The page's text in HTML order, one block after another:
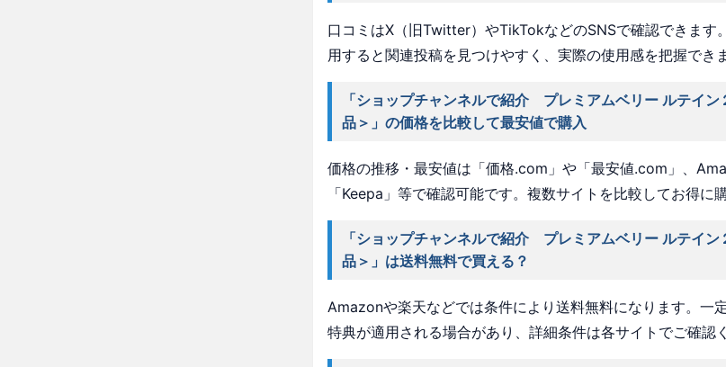
口コミはX（旧Twitter）やTikTokなどのSNSで確認できます
用すると関連投稿を見つけやすく、実際の使用感を把握できま
「ショップチャンネルで紹介 プレミアムベリー ルテイン
品＞」の価格を比較して最安値で購入
価格の推移・最安値は「価格.com」や「最安値.com」、
「Keepa」等で確認可能です。複数サイトを比較してお得に
「ショップチャンネルで紹介 プレミアムベリー ルテイン
品＞」は送料無料で買える？
Amazonや楽天などでは条件により送料無料になります。一
特典が適用される場合があり、詳細条件は各サイトでご確認